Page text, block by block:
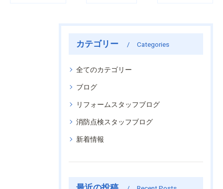
カテゴリー Categories
全てのカテゴリー
ブログ
リフォームスタッフブログ
消防点検スタッフブログ
新着情報